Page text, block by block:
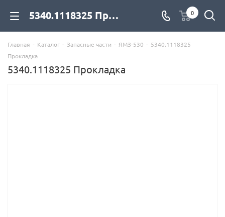
5340.1118325 Прокладка для дизельных двигателей купить со склада с доставкой по цене официального дилера - компания Дизель Экспорт 0
Главная - Каталог - Запасные части - ЯМЗ-530 - 5340.1118325
Прокладка
5340.1118325 Прокладка